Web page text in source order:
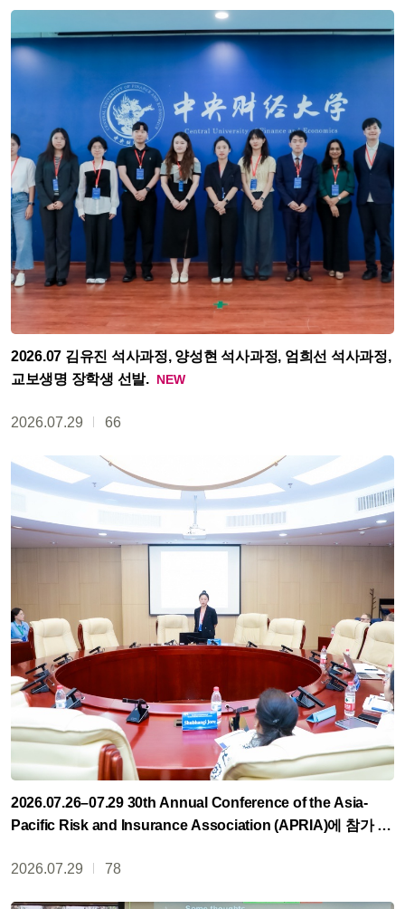
2026.07 김유진 석사과정, 양성현 석사과정, 엄희선 석사과정,
교보생명 장학생 선발.
2026.07.29 66
2026.07.26–07.29 30th Annual Conference of the Asia-
Pacific Risk and Insurance Association (APRIA)에 참가 및
2026.07.29
78